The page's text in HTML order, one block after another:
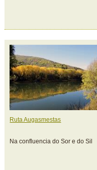
Ruta Augasmestas
Na confluencia do Sor e do Sil